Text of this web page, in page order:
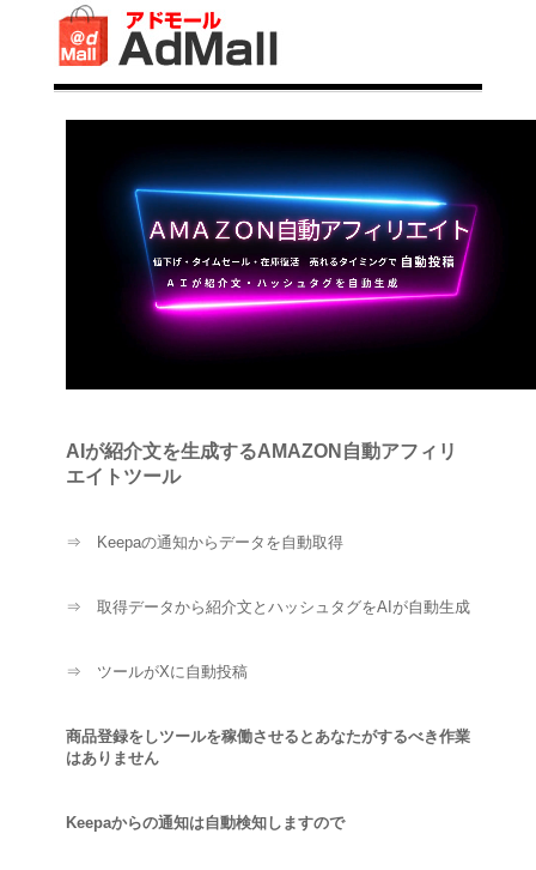
AIが紹介文を生成するAMAZON自動アフィリ
エイトツール
⇒ Keepaの通知からデータを自動取得
⇒ 取得データから紹介文とハッシュタグをAIが自動生成
⇒ ツールがXに自動投稿
商品登録をしツールを稼働させるとあなたがするべき作業
はありません
Keepaからの通知は自動検知しますので